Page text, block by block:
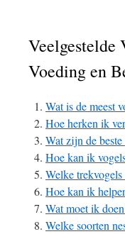
Veelgestelde
Voeding en
Wat is de meest
Hoe herken ik
Wat zijn de
Hoe kan ik
Welke
Hoe kan ik
Wat moet ik
Welke soorten